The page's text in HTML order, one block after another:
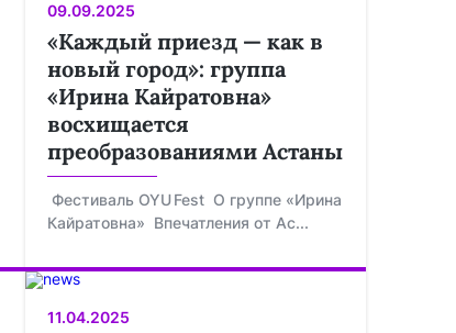
09.09.2025
«Каждый приезд — как в
новый город»: группа
«Ирина Кайратовна»
восхищается
преобразованиями Астаны
Фестиваль OYU Fest О группе «Ирина
Кайратовна» Впечатления от Ас...
11.04.2025